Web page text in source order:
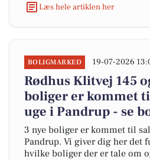
Læs hele artiklen her
BOLIGMARKED 19-07-2026
Rødhus Klitvej 145
boliger er kommet
uge i Pandrup - se
3 nye boliger er kommet til
Pandrup. Vi giver dig her det
hvilke boliger der er tale om